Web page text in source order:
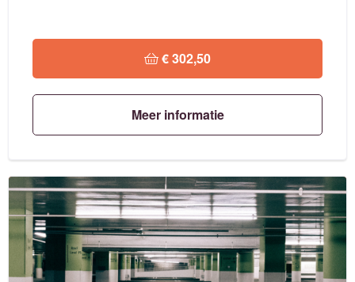
€ 302,50
Meer informatie